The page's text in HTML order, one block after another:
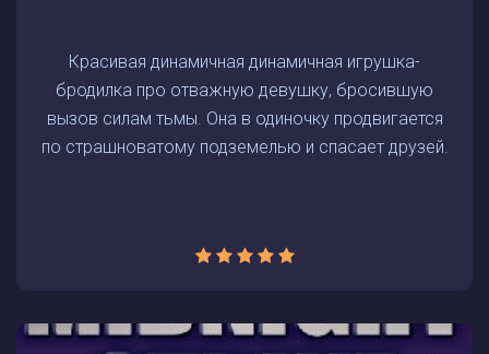
Красивая динамичная динамичная игрушка-
бродилка про отважную девушку, бросившую
вызов силам тьмы. Она в одиночку продвигается
по страшноватому подземелью и спасает друзей.